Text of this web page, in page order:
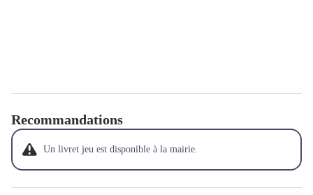
Recommandations
Un livret jeu est disponible à la mairie.